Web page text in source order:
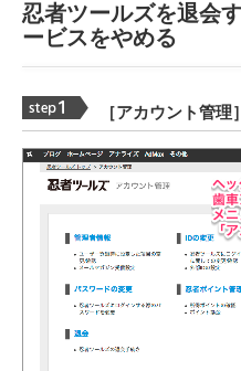
忍者ツールズを退会
ービスをやめる
［アカウント管理